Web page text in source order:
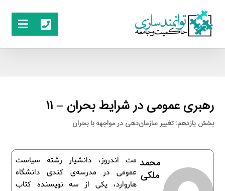
رهبری عمومی در شرایط بحران – ۱۱
بخش یازدهم: تغییر سازمان‌دهی در مواجهه با بحران
مت اندروز، دانشیار رشته سیاست
عمومی در مدرسه‌ی کندی دانشگاه
هاروارد، یکی از سه نویسنده کتاب
محمد
ملکی